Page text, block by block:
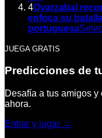
4Oyarzabal
enfoca su
portuguesa
JUEGA GRATIS
Predicciones de
Desafía a tus amigos
ahora.
Entrar y jugar →